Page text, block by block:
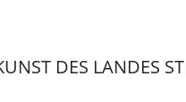
DES LANDES